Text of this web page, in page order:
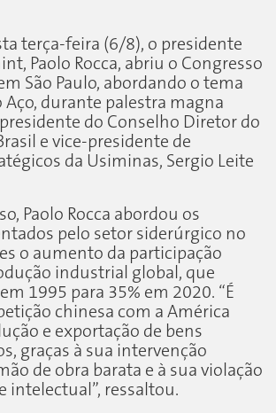
terça-feira (6/8), o presidente
Paolo Rocca, abriu o Congresso
São Paulo, abordando o tema
Aço, durante palestra magna
do Conselho Diretor do
e vice-presidente de
da Usiminas, Sergio Leite
Paolo Rocca abordou os
pelo setor siderúrgico no
o aumento da participação
industrial global, que
1995 para 35% em 2020. “É
chinesa com a América
e exportação de bens
graças à sua intervenção
de obra barata e à sua violação
intelectual”, ressaltou.